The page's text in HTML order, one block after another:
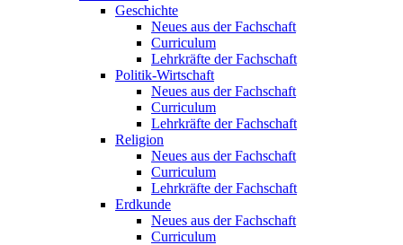
Geschichte
Neues aus der Fachschaft
Curriculum
Lehrkräfte der Fachschaft
Politik-Wirtschaft
Neues aus der Fachschaft
Curriculum
Lehrkräfte der Fachschaft
Religion
Neues aus der Fachschaft
Curriculum
Lehrkräfte der Fachschaft
Erdkunde
Neues aus der Fachschaft
Curriculum